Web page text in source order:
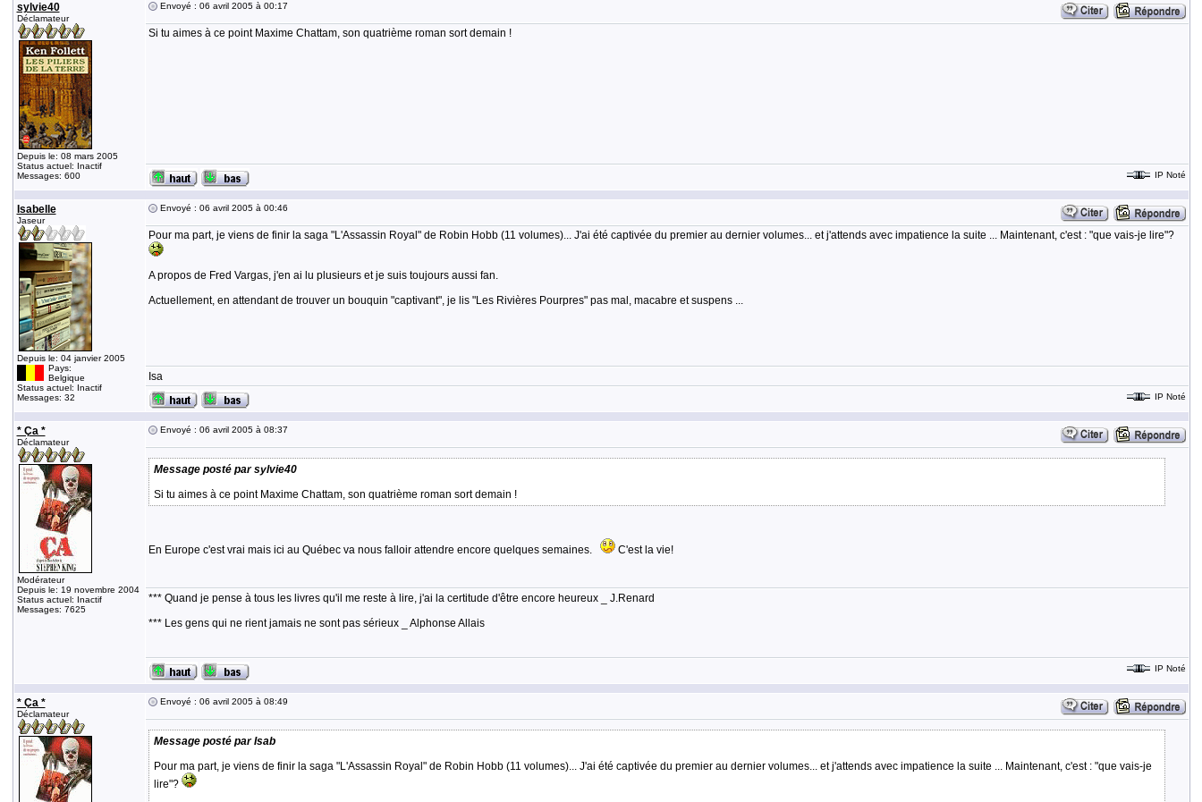
sylvie40
Déclamateur
Depuis le: 08 mars 2005
Status actuel: Inactif
Messages: 600
Envoyé : 06 avril 2005 à 00:17
Si tu aimes à ce point Maxime Chattam, son quatrième roman sort demain !
IP Noté
Isabelle
Jaseur
Depuis le: 04 janvier 2005
Pays:
Belgique
Status actuel: Inactif
Messages: 32
Envoyé : 06 avril 2005 à 00:46
Pour ma part, je viens de finir la saga "L'Assassin Royal" de Robin Hobb (11 volumes)... J'ai été captivée du premier au dernier volumes... et j'attends avec impatience la suite ... Maintenant, c'est : "que vais-je lire"?
A propos de Fred Vargas, j'en ai lu plusieurs et je suis toujours aussi fan.
Actuellement, en attendant de trouver un bouquin "captivant", je lis "Les Rivières Pourpres" pas mal, macabre et suspens ...
Isa
IP Noté
* Ça *
Déclamateur
Modérateur
Depuis le: 19 novembre 2004
Status actuel: Inactif
Messages: 7625
Envoyé : 06 avril 2005 à 08:37
Message posté par sylvie40
Si tu aimes à ce point Maxime Chattam, son quatrième roman sort demain !
En Europe c'est vrai mais ici au Québec va nous falloir attendre encore quelques semaines. C'est la vie!
*** Quand je pense à tous les livres qu'il me reste à lire, j'ai la certitude d'être encore heureux _ J.Renard
*** Les gens qui ne rient jamais ne sont pas sérieux _ Alphonse Allais
IP Noté
* Ça *
Déclamateur
Envoyé : 06 avril 2005 à 08:49
Message posté par Isab
Pour ma part, je viens de finir la saga "L'Assassin Royal" de Robin Hobb (11 volumes)... J'ai été captivée du premier au dernier volumes... et j'attends avec impatience la suite ... Maintenant, c'est : "que vais-je
lire"?